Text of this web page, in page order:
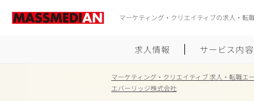
マーケティング・クリエイティブの求人・転
求人情報 サービス内容
マーケティング・クリエイティブ 求人・転職エ
エバーリッジ株式会社